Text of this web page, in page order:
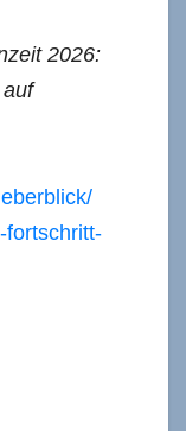
2026:
fortschritt-